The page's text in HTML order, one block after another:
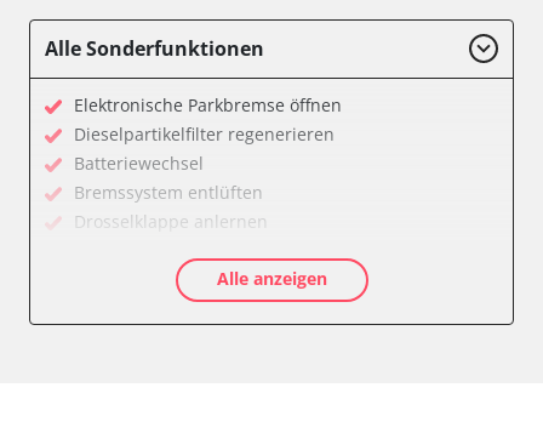
Feststellbremse (EPB / SBC)
Getriebesteuerung
Heckklappe
Informationselektronik
Klimaanlage
Kombiinstrument
Lenkradelektronik
Leuchtweitenregulierung (LWR)
Motorsteuerung (EMS)
Alle Sonderfunktionen
Elektronische Parkbremse öffnen
Dieselpartikelfilter regenerieren
Batteriewechsel
Bremssystem entlüften
Drosselklappe anlernen
Elektronische Parkbremse kalibrieren
Ölservicerückstellung
Alle anzeigen